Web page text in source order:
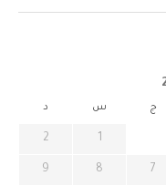
ج س د
1
2
7
8
9